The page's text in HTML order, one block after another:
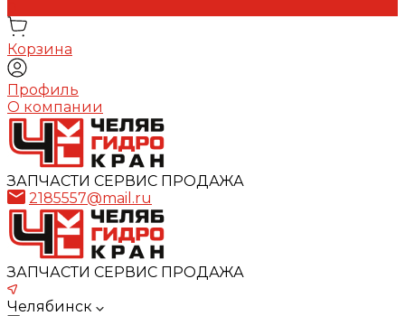
Корзина
Профиль
О компании
ЗАПЧАСТИ СЕРВИС ПРОДАЖА
2185557@mail.ru
ЗАПЧАСТИ СЕРВИС ПРОДАЖА
Челябинск